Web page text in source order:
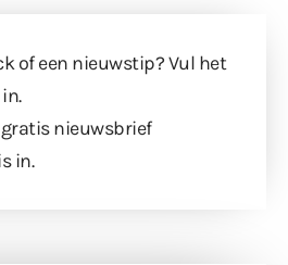
of een nieuwstip? Vul het
in.
nieuwsbrief
in.